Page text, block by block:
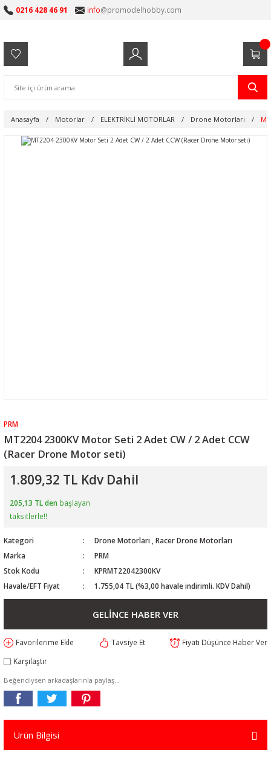
0216 428 46 91 info@promodelhobby.com
Anasayfa Motorlar ELEKTRİKLİ MOTORLAR Drone Motorları
PRM
MT2204 2300KV Motor Seti 2 Adet CW / 2 Adet CCW
(Racer Drone Motor seti)
1.809,32 TL Kdv Dahil
205,13 TL den başlayan
taksitlerle!!
Kategori Drone Motorları
Racer Drone Motorları
Marka
PRM
Stok Kodu
KPRMT22042300KV
Havale/EFT Fiyat
1.755,04 TL (%3,00 havale indirimli. KDV Dahil)
GELİNCE HABER VER
Tavsiye Et
Fiyatı Düşünce Haber Ver
Karşılaştır
Beğendiysen arkadaşlarınla paylaş...
Ürün Bilgisi